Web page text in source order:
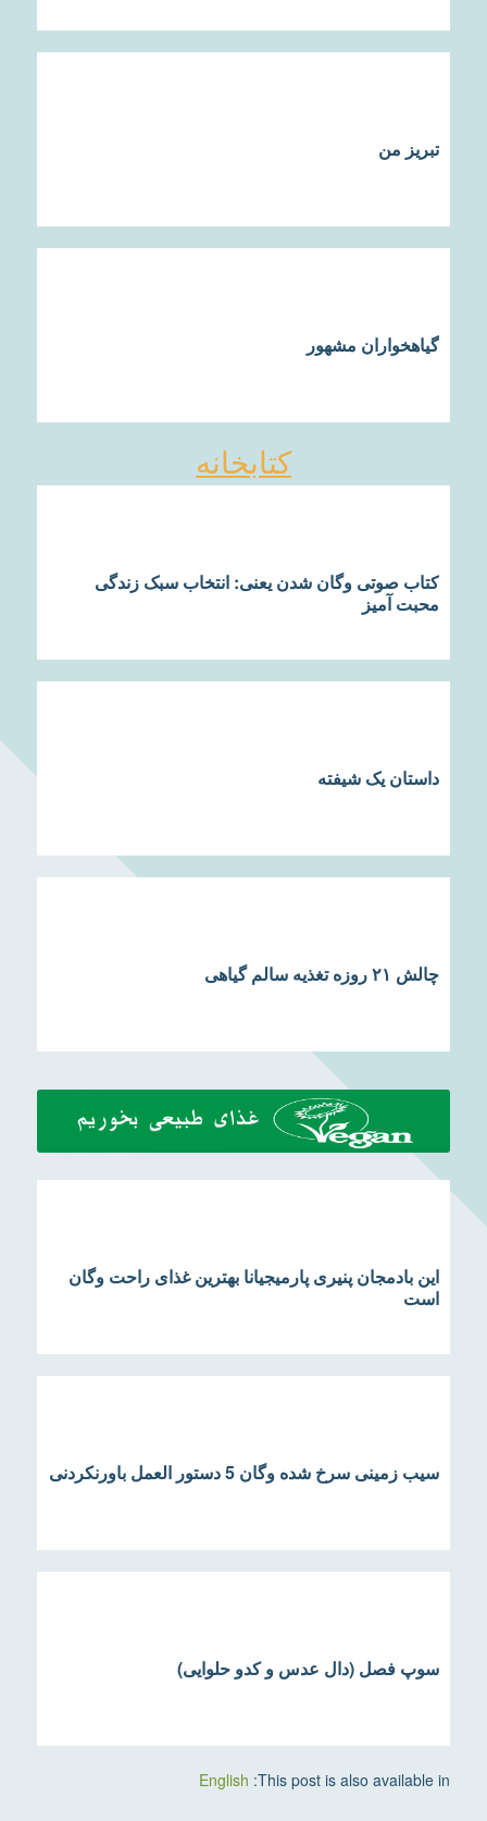
تبریز من
گیاهخواران مشهور
کتابخانه
کتاب صوتی وگان شدن یعنی: انتخاب سبک زندگی
محبت آمیز
داستان یک شیفته
چالش ۲۱ روزه تغذیه سالم گیاهی
این بادمجان پنیری پارمیجیانا بهترین غذای راحت وگان
است
سیب زمینی سرخ شده وگان 5 دستور العمل باورنکردنی
سوپ فصل (دال عدس و کدو حلوایی)
This post is also available in:
English